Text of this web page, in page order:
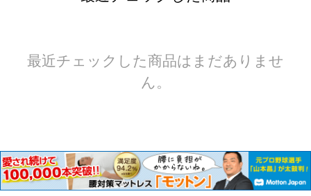
最近チェックした商品はまだありませ
ん。